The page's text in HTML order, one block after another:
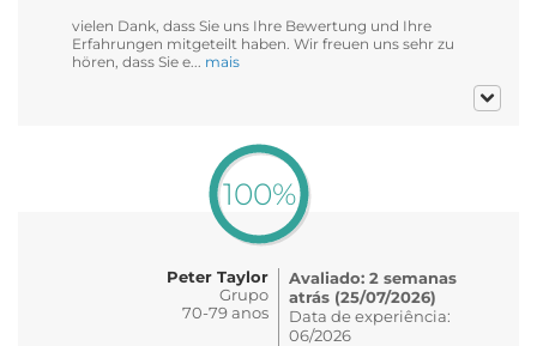
vielen Dank, dass Sie uns Ihre Bewertung und Ihre
Erfahrungen mitgeteilt haben. Wir freuen uns sehr zu
hören, dass Sie e... mais
100%
Peter Taylor
Grupo
70-79 anos
Avaliado: 2 semanas
atrás (25/07/2026)
Data de experiência:
06/2026